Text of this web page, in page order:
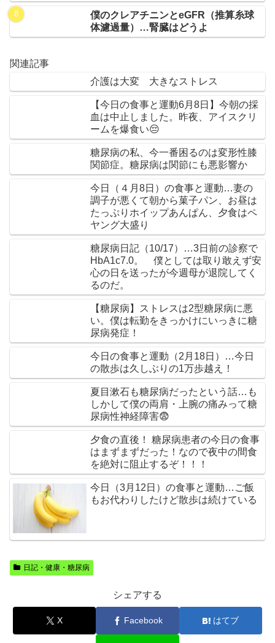
僕のクレアチニンとeGFR（推算糸球
体濾過量）…腎臓はどうよ
関連記事
介護は大変 大きなストレス
【今日の食事と運動6月8日】今朝の採
血は中止しました。昨夜、アイスクリ
ームを爆食い😔
糖尿病の私、今一番困るのは変形性膝
関節症。糖尿病は関節にも悪影響か
今日（４月8日）の食事と運動…妻の
調子が悪くて朝から菓子パン、お昼は
たっぷりホイップあんぱん、夕食はペ
ヤング大盛り
糖尿病日記（10/17）…3日前の診察で
HbA1c7.0。 僕としては取り敢えず安
心の日を送ったが今週母が退院してく
るのだ。
【糖尿病】ストレスは2型糖尿病に悪
い。僕は転勤をきっかけにいっきに糖
尿病発症！
今日の食事と運動（2月18日）…今日
の散歩は久しぶりの1万歩越え！
夏目漱石も糖尿病だったという話…も
しかして僕の両肩・上腕の痛みって糖
尿病性神経障害😨
夕食の直後！ 糖尿病患者の今日の食事
はまずまずだった！なので夜中の間食
を絶対に阻止するぞ！！！
今日（3月12日）の食事と運動…ご飯
もお代わりしたけど散歩は続けている
日記・健康・糖尿病
シェアする
X Facebook はてブ